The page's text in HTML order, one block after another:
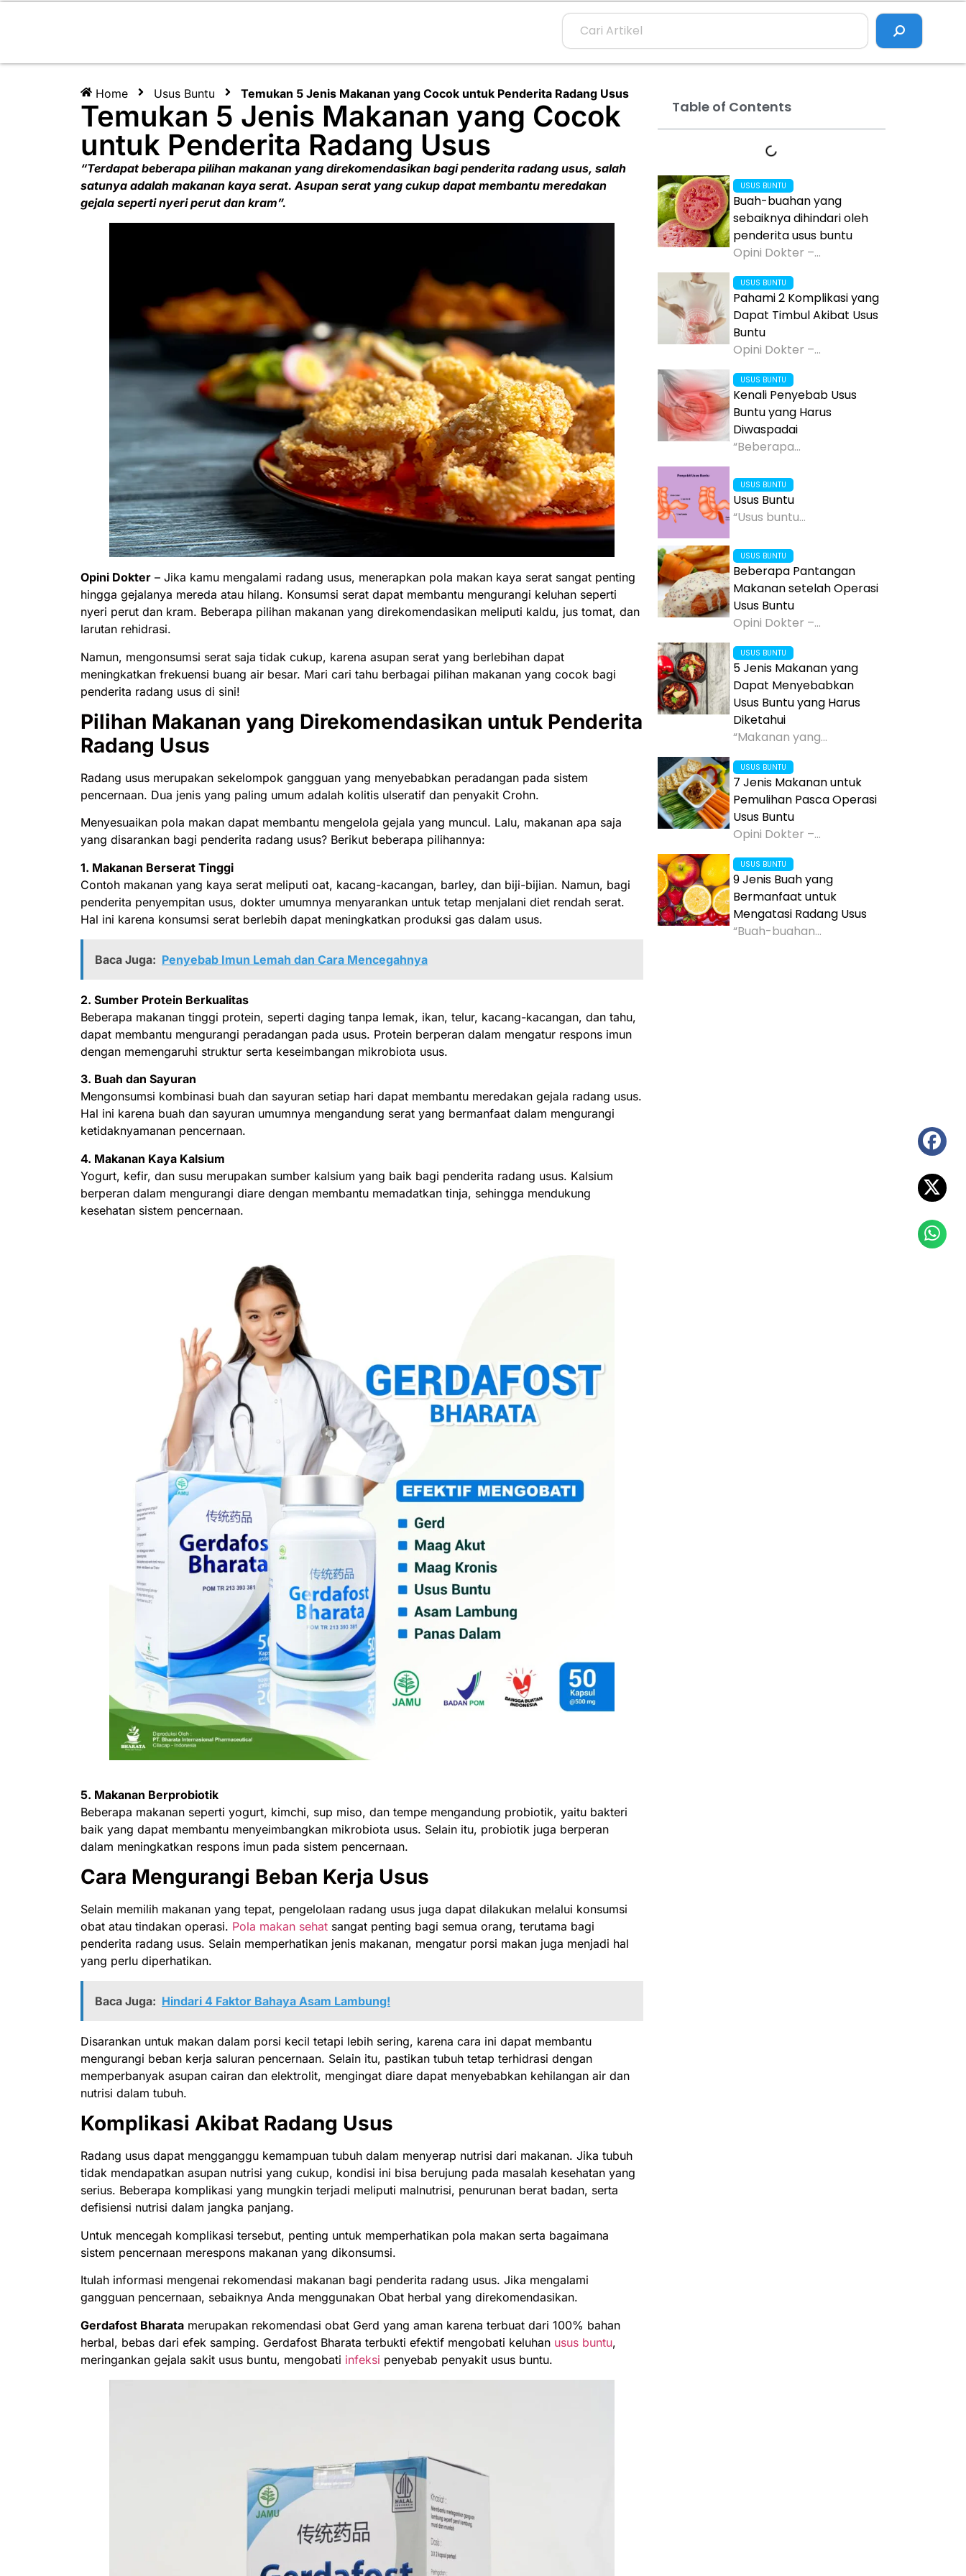
Home Usus Buntu Temukan 5 Jenis Makanan yang Cocok untuk Penderita Radang Usus
Temukan 5 Jenis Makanan yang Cocok
untuk Penderita Radang Usus
“Terdapat beberapa pilihan makanan yang direkomendasikan bagi penderita radang usus, salah
satunya adalah makanan kaya serat. Asupan serat yang cukup dapat membantu meredakan
gejala seperti nyeri perut dan kram”.
Opini Dokter – Jika kamu mengalami radang usus, menerapkan pola makan kaya serat sangat penting
hingga gejalanya mereda atau hilang. Konsumsi serat dapat membantu mengurangi keluhan seperti
nyeri perut dan kram. Beberapa pilihan makanan yang direkomendasikan meliputi kaldu, jus tomat, dan
larutan rehidrasi.
Namun, mengonsumsi serat saja tidak cukup, karena asupan serat yang berlebihan dapat
meningkatkan frekuensi buang air besar. Mari cari tahu berbagai pilihan makanan yang cocok bagi
penderita radang usus di sini!
Pilihan Makanan yang Direkomendasikan untuk Penderita
Radang Usus
Radang usus merupakan sekelompok gangguan yang menyebabkan peradangan pada sistem
pencernaan. Dua jenis yang paling umum adalah kolitis ulseratif dan penyakit Crohn.
Menyesuaikan pola makan dapat membantu mengelola gejala yang muncul. Lalu, makanan apa saja
yang disarankan bagi penderita radang usus? Berikut beberapa pilihannya:
1. Makanan Berserat Tinggi
Contoh makanan yang kaya serat meliputi oat, kacang-kacangan, barley, dan biji-bijian. Namun, bagi
penderita penyempitan usus, dokter umumnya menyarankan untuk tetap menjalani diet rendah serat.
Hal ini karena konsumsi serat berlebih dapat meningkatkan produksi gas dalam usus.
Baca Juga: Penyebab Imun Lemah dan Cara Mencegahnya
2. Sumber Protein Berkualitas
Beberapa makanan tinggi protein, seperti daging tanpa lemak, ikan, telur, kacang-kacangan, dan tahu,
dapat membantu mengurangi peradangan pada usus. Protein berperan dalam mengatur respons imun
dengan memengaruhi struktur serta keseimbangan mikrobiota usus.
3. Buah dan Sayuran
Mengonsumsi kombinasi buah dan sayuran setiap hari dapat membantu meredakan gejala radang usus.
Hal ini karena buah dan sayuran umumnya mengandung serat yang bermanfaat dalam mengurangi
ketidaknyamanan pencernaan.
4. Makanan Kaya Kalsium
Yogurt, kefir, dan susu merupakan sumber kalsium yang baik bagi penderita radang usus. Kalsium
berperan dalam mengurangi diare dengan membantu memadatkan tinja, sehingga mendukung
kesehatan sistem pencernaan.
5. Makanan Berprobiotik
Beberapa makanan seperti yogurt, kimchi, sup miso, dan tempe mengandung probiotik, yaitu bakteri
baik yang dapat membantu menyeimbangkan mikrobiota usus. Selain itu, probiotik juga berperan
dalam meningkatkan respons imun pada sistem pencernaan.
Cara Mengurangi Beban Kerja Usus
Selain memilih makanan yang tepat, pengelolaan radang usus juga dapat dilakukan melalui konsumsi
obat atau tindakan operasi. Pola makan sehat sangat penting bagi semua orang, terutama bagi
penderita radang usus. Selain memperhatikan jenis makanan, mengatur porsi makan juga menjadi hal
yang perlu diperhatikan.
Baca Juga: Hindari 4 Faktor Bahaya Asam Lambung!
Disarankan untuk makan dalam porsi kecil tetapi lebih sering, karena cara ini dapat membantu
mengurangi beban kerja saluran pencernaan. Selain itu, pastikan tubuh tetap terhidrasi dengan
memperbanyak asupan cairan dan elektrolit, mengingat diare dapat menyebabkan kehilangan air dan
nutrisi dalam tubuh.
Komplikasi Akibat Radang Usus
Radang usus dapat mengganggu kemampuan tubuh dalam menyerap nutrisi dari makanan. Jika tubuh
tidak mendapatkan asupan nutrisi yang cukup, kondisi ini bisa berujung pada masalah kesehatan yang
serius. Beberapa komplikasi yang mungkin terjadi meliputi malnutrisi, penurunan berat badan, serta
defisiensi nutrisi dalam jangka panjang.
Untuk mencegah komplikasi tersebut, penting untuk memperhatikan pola makan serta bagaimana
sistem pencernaan merespons makanan yang dikonsumsi.
Itulah informasi mengenai rekomendasi makanan bagi penderita radang usus. Jika mengalami
gangguan pencernaan, sebaiknya Anda menggunakan Obat herbal yang direkomendasikan.
Gerdafost Bharata merupakan rekomendasi obat Gerd yang aman karena terbuat dari 100% bahan
herbal, bebas dari efek samping. Gerdafost Bharata terbukti efektif mengobati keluhan usus buntu,
meringankan gejala sakit usus buntu, mengobati infeksi penyebab penyakit usus buntu.
Table of Contents
USUS BUNTU
Buah-buahan yang
sebaiknya dihindari oleh
penderita usus buntu
Opini Dokter –...
USUS BUNTU
Pahami 2 Komplikasi yang
Dapat Timbul Akibat Usus
Buntu
Opini Dokter –...
USUS BUNTU
Kenali Penyebab Usus
Buntu yang Harus
Diwaspadai
“Beberapa...
USUS BUNTU
Usus Buntu
“Usus buntu...
USUS BUNTU
Beberapa Pantangan
Makanan setelah Operasi
Usus Buntu
Opini Dokter –...
USUS BUNTU
5 Jenis Makanan yang
Dapat Menyebabkan
Usus Buntu yang Harus
Diketahui
“Makanan yang...
USUS BUNTU
7 Jenis Makanan untuk
Pemulihan Pasca Operasi
Usus Buntu
Opini Dokter –...
USUS BUNTU
9 Jenis Buah yang
Bermanfaat untuk
Mengatasi Radang Usus
“Buah-buahan...